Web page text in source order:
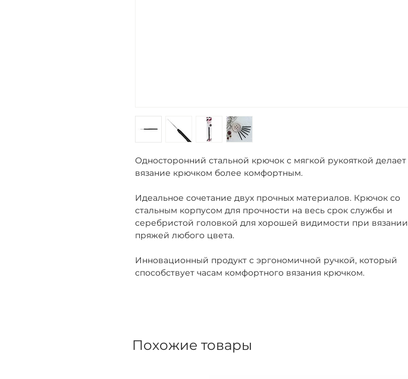
Односторонний стальной крючок с мягкой рукояткой делает
вязание крючком более комфортным.
Идеальное сочетание двух прочных материалов. Крючок со
стальным корпусом для прочности на весь срок службы и
серебристой головкой для хорошей видимости при вязании
пряжей любого цвета.
Инновационный продукт с эргономичной ручкой, который
способствует часам комфортного вязания крючком.
Похожие товары